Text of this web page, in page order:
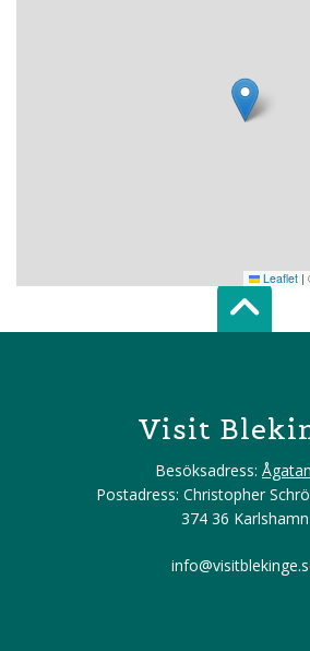
Leaflet |
Visit
Besöksadress:
Postadress: Christopher
374 36 Karlshamn